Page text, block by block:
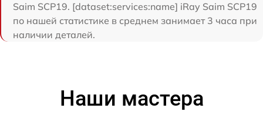
Saim SCP19. [dataset:services:name] iRay Saim SCP19
по нашей статистике в среднем занимает 3 часа при
наличии деталей.
Наши мастера